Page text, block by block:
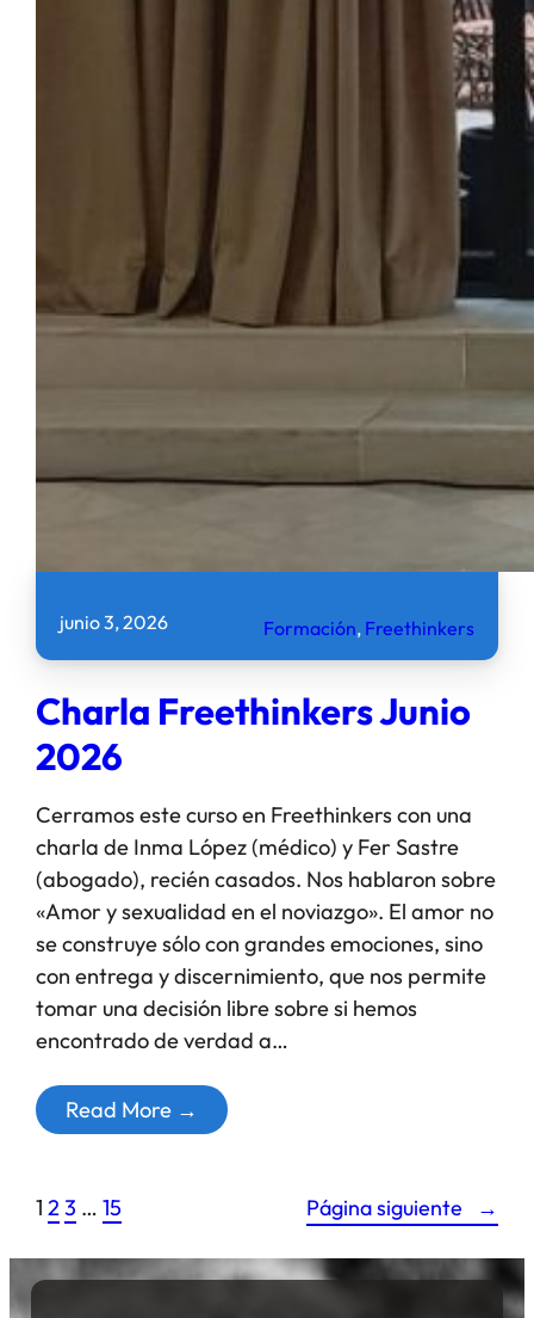
junio 3, 2026 Formación, Freethinkers
Charla Freethinkers Junio
2026
Cerramos este curso en Freethinkers con una
charla de Inma López (médico) y Fer Sastre
(abogado), recién casados. Nos hablaron sobre
«Amor y sexualidad en el noviazgo». El amor no
se construye sólo con grandes emociones, sino
con entrega y discernimiento, que nos permite
tomar una decisión libre sobre si hemos
encontrado de verdad a…
Read More →
1 23 … 15 Página siguiente →